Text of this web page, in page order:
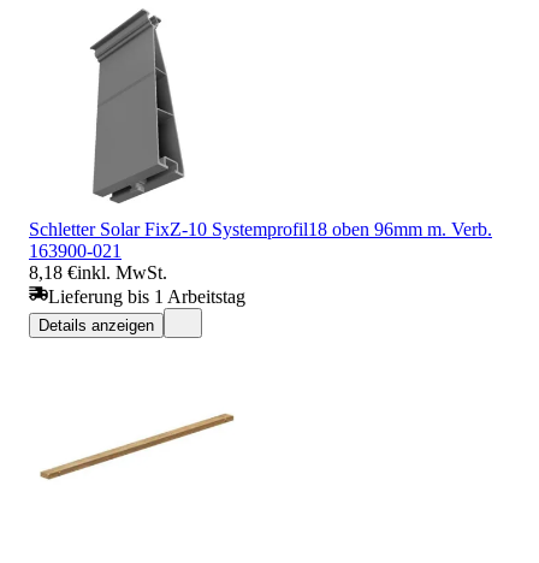
Schletter Solar FixZ-10 Systemprofil18 oben 96mm m. Verb.
163900-021
8,18 €inkl. MwSt.
Lieferung bis 1 Arbeitstag
Details anzeigen